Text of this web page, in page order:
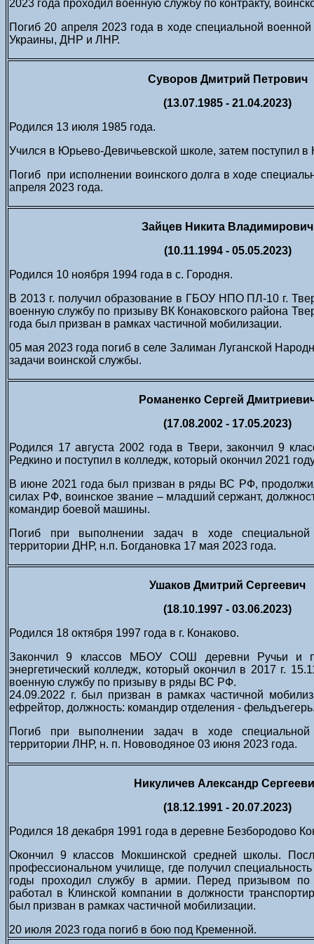
2023 года проходил военную службу по контракту,
Погиб 20 апреля 2023 года в ходе специальной
Украины, ДНР и ЛНР.
Суворов Дмитрий Петрович
(13.07.1985 - 21.04.2023)
Родился 13 июля 1985 года.
Учился в Юрьево-Девичьевской школе, затем поступил в
Погиб при исполнении воинского долга в ходе
апреля 2023 года.
Зайцев Никита Владимирович
(10.11.1994 - 05.05.2023)
Родился 10 ноября 1994 года в с. Городня.
В 2013 г. получил образование в ГБОУ НПО ПЛ-10 г.
военную службу по призыву ВК Конаковского района
года был призван в рамках частичной мобилизации.
05 мая 2023 года погиб в селе Залиман Луганской
задачи воинской службы.
Романенко Сергей
(17.08.2002 - 17.05.2023)
Родился 17 августа 2002 года в Твери, закончил 9
Редкино и поступил в колледж, который окончил 2021
В июне 2021 года был призван в ряды ВС РФ,
силах РФ, воинское звание – младший сержант,
командир боевой машины.
Погиб при выполнении задач в ходе
территории ДНР, н.п. Богдановка 17 мая 2023 года.
Ушаков Дмитрий Сергеевич
(18.10.1997 - 03.06.2023)
Родился 18 октября 1997 года в г. Конаково.
Закончил 9 классов МБОУ СОШ деревни Ручьи и
энергетический колледж, который окончил в 2017 г.
военную службу по призыву в ряды ВС РФ.
24.09.2022 г. был призван в рамках частичной
ефрейтор, должность: командир отделения -
Погиб при выполнении задач в ходе
территории ЛНР, н. п. Нововодяное 03 июня 2023 года.
Никуличев Александр
(18.12.1991 - 20.07.2023)
Родился 18 декабря 1991 года в деревне Безбородово
Окончил 9 классов Мокшинской средней школы.
профессиональном училище, где получил
годы проходил службу в армии. Перед призывом по
работал в Клинской компании в должности
был призван в рамках частичной мобилизации.
20 июля 2023 года погиб в бою под Кременной.